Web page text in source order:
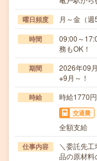
曜日頻度 月～金（
時間
09:00～
務もOK！
期間
2026年09
※9月～！
時給 時給1770
交通費
全額支給
仕事内容
＼委託先
品の原材